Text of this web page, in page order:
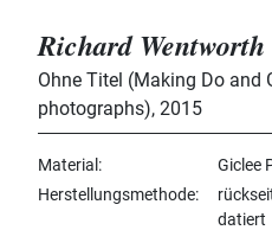
Richard Wentworth
Ohne Titel (Making Do and
photographs), 2015
Material
Giclee
Herstellungsmethode
datiert